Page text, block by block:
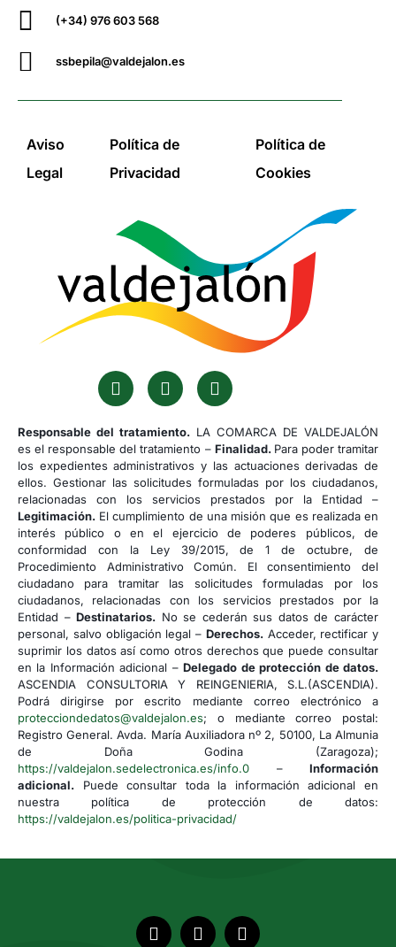
(+34) 976 603 568
ssbepila@valdejalon.es
Aviso
Legal
Política de
Privacidad
Política de
Cookies
Responsable del tratamiento. LA COMARCA DE VALDEJALÓN
es el responsable del tratamiento – Finalidad. Para poder tramitar
los expedientes administrativos y las actuaciones derivadas de
ellos. Gestionar las solicitudes formuladas por los ciudadanos,
relacionadas con los servicios prestados por la Entidad –
Legitimación. El cumplimiento de una misión que es realizada en
interés público o en el ejercicio de poderes públicos, de
conformidad con la Ley 39/2015, de 1 de octubre, de
Procedimiento Administrativo Común. El consentimiento del
ciudadano para tramitar las solicitudes formuladas por los
ciudadanos, relacionadas con los servicios prestados por la
Entidad –Destinatarios. No se cederán sus datos de carácter
personal, salvo obligación legal – Derechos.Acceder, rectificar y
suprimir los datos así como otros derechos que puede consultar
en la Información adicional –Delegado de protección de datos.
ASCENDIA CONSULTORIA Y REINGENIERIA, S.L.(ASCENDIA).
Podrá dirigirse por escrito mediante correo electrónico a
protecciondedatos@valdejalon.es; o mediante correo postal:
Registro General. Avda. María Auxiliadora nº 2, 50100, La Almunia
de Doña Godina (Zaragoza);
https://valdejalon.sedelectronica.es/info.0 – Información
adicional. Puede consultar toda la información adicional en
nuestra política de protección de datos:
https://valdejalon.es/politica-privacidad/